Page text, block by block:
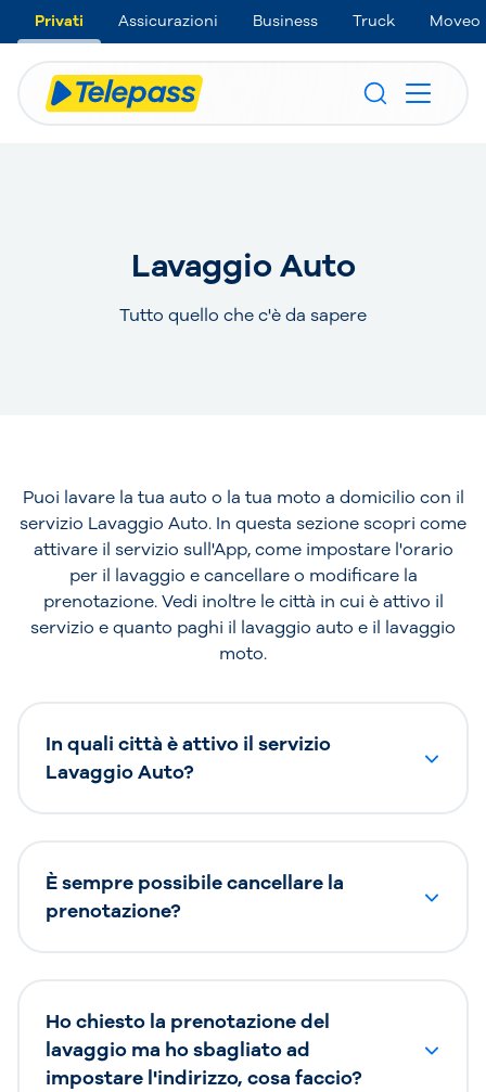
Privati Assicurazioni Business Truck Moveo
Lavaggio Auto
Tutto quello che c'è da sapere
Puoi lavare la tua auto o la tua moto a domicilio con il
servizio Lavaggio Auto. In questa sezione scopri come
attivare il servizio sull'App, come impostare l'orario
per il lavaggio e cancellare o modificare la
prenotazione. Vedi inoltre le città in cui è attivo il
servizio e quanto paghi il lavaggio auto e il lavaggio
moto.
In quali città è attivo il servizio
Lavaggio Auto?
È sempre possibile cancellare la
prenotazione?
Ho chiesto la prenotazione del
lavaggio ma ho sbagliato ad
impostare l'indirizzo, cosa faccio?